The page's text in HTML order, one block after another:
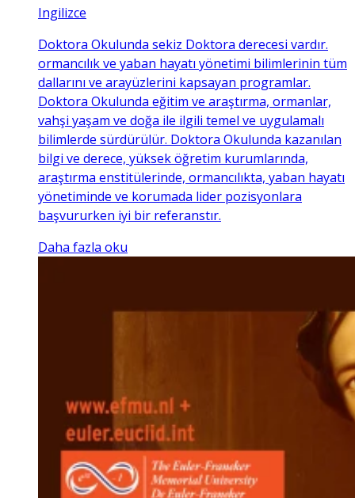
Ingilizce
Doktora Okulunda sekiz Doktora derecesi vardır.
ormancılık ve yaban hayatı yönetimi bilimlerinin tüm
dallarını ve arayüzlerini kapsayan programlar.
Doktora Okulunda eğitim ve araştırma, ormanlar,
vahşi yaşam ve doğa ile ilgili temel ve uygulamalı
bilimlerde sürdürülür. Doktora Okulunda kazanılan
bilgi ve derece, yüksek öğretim kurumlarında,
araştırma enstitülerinde, ormancılıkta, yaban hayatı
yönetiminde ve korumada lider pozisyonlara
başvururken iyi bir referanstır.
Daha fazla oku